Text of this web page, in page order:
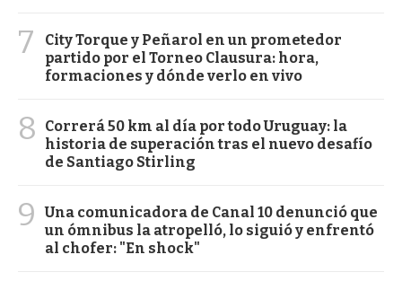
7
City Torque y Peñarol en un prometedor
partido por el Torneo Clausura: hora,
formaciones y dónde verlo en vivo
8
Correrá 50 km al día por todo Uruguay: la
historia de superación tras el nuevo desafío
de Santiago Stirling
9
Una comunicadora de Canal 10 denunció que
un ómnibus la atropelló, lo siguió y enfrentó
al chofer: "En shock"